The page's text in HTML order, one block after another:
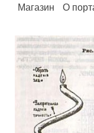
Магазин
О